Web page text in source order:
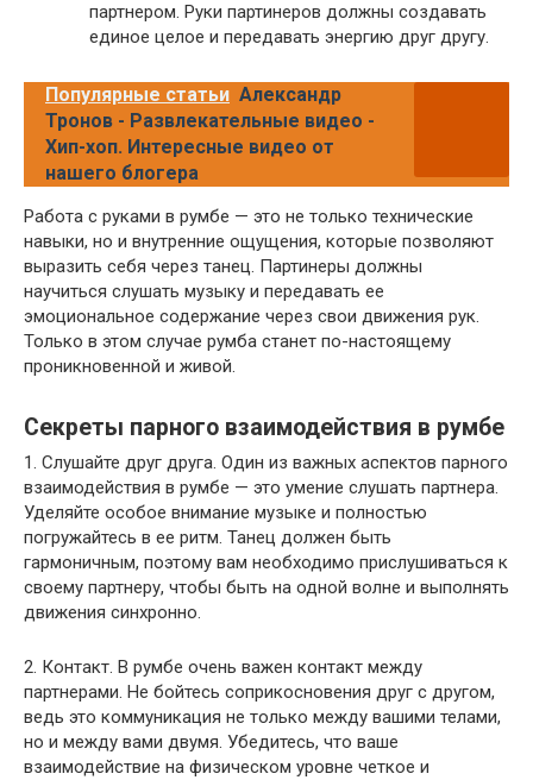
партнером. Руки партинеров должны создавать
единое целое и передавать энергию друг другу.
Популярные статьи Александр
Тронов - Развлекательные видео -
Хип-хоп. Интересные видео от
нашего блогера
Работа с руками в румбе — это не только технические
навыки, но и внутренние ощущения, которые позволяют
выразить себя через танец. Партинеры должны
научиться слушать музыку и передавать ее
эмоциональное содержание через свои движения рук.
Только в этом случае румба станет по-настоящему
проникновенной и живой.
Секреты парного взаимодействия в румбе
1. Слушайте друг друга. Один из важных аспектов парного
взаимодействия в румбе — это умение слушать партнера.
Уделяйте особое внимание музыке и полностью
погружайтесь в ее ритм. Танец должен быть
гармоничным, поэтому вам необходимо прислушиваться к
своему партнеру, чтобы быть на одной волне и выполнять
движения синхронно.
2. Контакт. В румбе очень важен контакт между
партнерами. Не бойтесь соприкосновения друг с другом,
ведь это коммуникация не только между вашими телами,
но и между вами двумя. Убедитесь, что ваше
взаимодействие на физическом уровне четкое и